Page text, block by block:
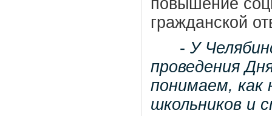
гражданской
- У
проведения
понимаем, как
школьников и